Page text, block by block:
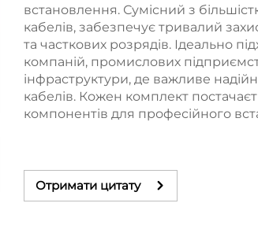
встановлення. Сумісний з
кабелів, забезпечує тривалий
та часткових розрядів. Ідеально
компаній, промислових
інфраструктури, де важливе
кабелів. Кожен комплект
компонентів для професійного
Отримати цитату